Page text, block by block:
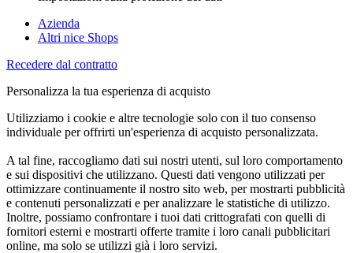
Azienda
Altri nice Shops
Recedere dal contratto
Personalizza la tua esperienza di acquisto
Utilizziamo i cookie e altre tecnologie solo con il tuo consenso
individuale per offrirti un'esperienza di acquisto personalizzata.
A tal fine, raccogliamo dati sui nostri utenti, sul loro comportamento
e sui dispositivi che utilizzano. Questi dati vengono utilizzati per
ottimizzare continuamente il nostro sito web, per mostrarti pubblicità
e contenuti personalizzati e per analizzare le statistiche di utilizzo.
Inoltre, possiamo confrontare i tuoi dati crittografati con quelli di
fornitori esterni e mostrarti offerte tramite i loro canali pubblicitari
online, ma solo se utilizzi già i loro servizi.